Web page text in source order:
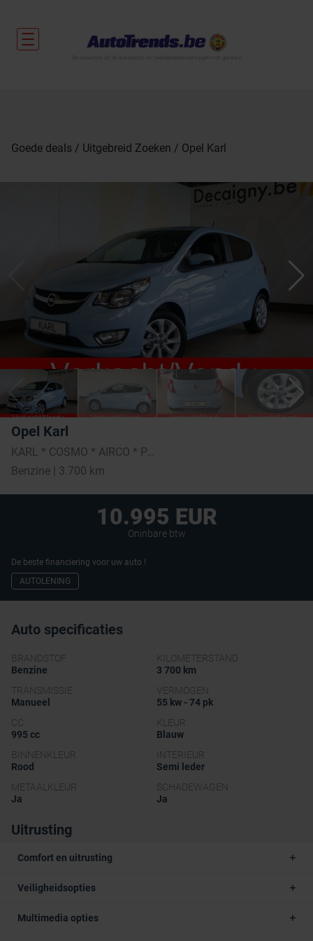
Goede deals Uitgebreid Zoeken Opel Karl
Opel Karl
Benzine | 3.700 km
10.995 EUR
Oninbare btw
De beste financiering voor uw auto !
AUTOLENING
Auto specificaties
BRANDSTOF
Benzine
KILOMETERSTAND
3 700 km
TRANSMISSIE
Manueel
VERMOGEN
55 kw - 74 pk
CC
995 cc
KLEUR
Blauw
BINNENKLEUR
Rood
INTERIEUR
Semi leder
METAALKLEUR
Ja
SCHADEWAGEN
Ja
Uitrusting
Comfort en uitrusting
Veiligheidsopties
Multimedia opties